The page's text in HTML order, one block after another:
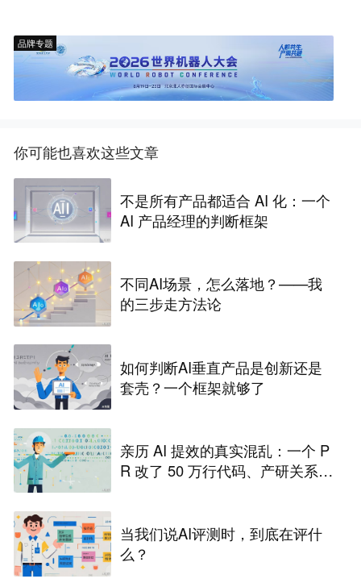
品牌专题
你可能也喜欢这些文章
不是所有产品都适合 AI 化：一个
AI 产品经理的判断框架
不同AI场景，怎么落地？——我
的三步走方法论
如何判断AI垂直产品是创新还是
套壳？一个框架就够了
亲历 AI 提效的真实混乱：一个 P
R 改了 50 万行代码、产研关系差
当我们说AI评测时，到底在评什
么？